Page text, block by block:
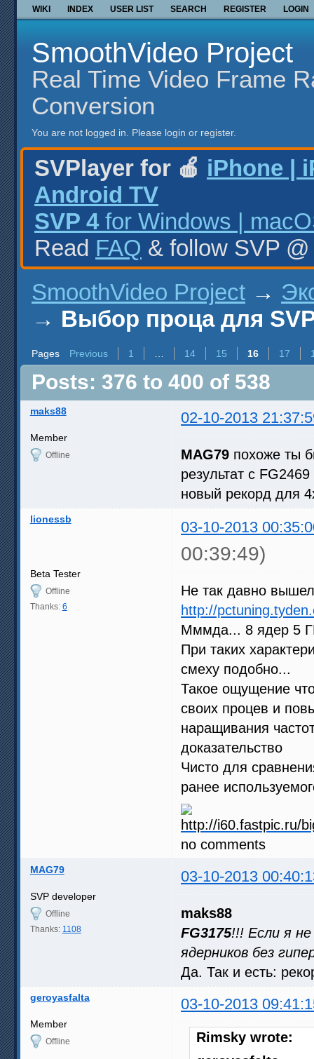
WIKI INDEX USER LIST SEARCH REGISTER LOGIN
SmoothVideo Project
Real Time Video Frame
Conversion
You are not logged in. Please login or register.
SVPlayer for 🍎 iPhone |
Android TV
SVP 4 for Windows |
Read FAQ & follow SVP
SmoothVideo Project →
→ Выбор проца для
Pages Previous 1 14 15 16 17
Posts: 376 to 400 of 538
maks88 02-10-2013
Member
Offline MAG79 похоже ты
результат с
новый рекорд для
lionessb 03-10-2013
00:39:49)
Beta Tester
Offline
Thanks: 6
Не так давно
http://
Мммда... 8 ядер 5
При таких
смеху подобно...
Такое ощущение
своих процев и
наращивания
доказательство
Чисто для
ранее
no comments
MAG79 03-10-2013
SVP developer
Offline
Thanks: 1108
maks88
FG3175!!! Если я
ядерников без
Да. Так и есть:
geroyasfalta 03-10-2013
Member
Offline
Rimsky wrote: